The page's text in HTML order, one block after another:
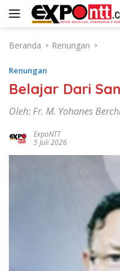
Langsung
Beranda
Renungan
Renungan
Belajar Dari
Oleh: Fr. M. Yohanes
ExpoNTT
5 Juli 2026